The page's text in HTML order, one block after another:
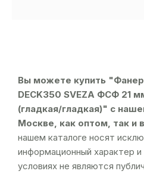
Вы можете купить
DЕCK350 SVEZA ФСФ 21
(гладкая/гладкая)" с
Москве, как оптом, так и
нашем каталоге носят
информационный характер и
условиях не являются